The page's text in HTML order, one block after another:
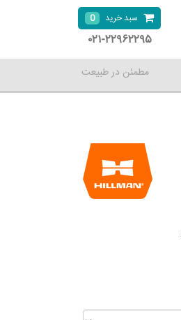
سبد خرید 0
۰۲۱-۲۲۹۶۲۲۹۵
مطمئن در طبیعت